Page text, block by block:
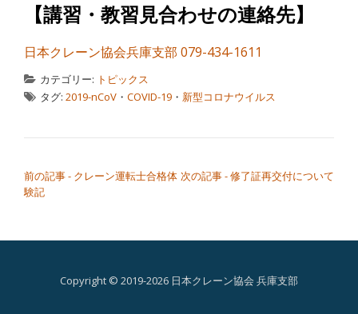
【講習・教習見合わせの連絡先】
日本クレーン協会兵庫支部 079-434-1611
カテゴリー: トピックス
タグ: 2019-nCoV ・ COVID-19 ・ 新型コロナウイルス
前の記事 - クレーン運転士合格体
験記
次の記事 - 修了証再交付について
Copyright © 2019-2026 日本クレーン協会 兵庫支部